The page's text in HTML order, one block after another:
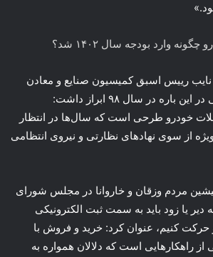
نایب رییس اسبق کمیسیون صنایع و معادن
مجلس شورای اسلامی در این باره در سال ۹۸ ابراز داشت:
خودرو طرحی است که سال‌ها در انتظار
از سوی نهادهای نظارتی و نیروی انتظامی
پیشین مردم وزقان و خاروانا در مجلس شورای
دیر یا زود باید به سمت ثبت الکترونیکی
حرکت کنیم، عنوان کرد: خرید و فروش با
راهکارهایی است که دلالان همواره به